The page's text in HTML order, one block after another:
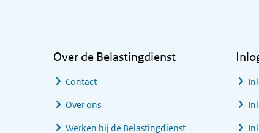
Over de Belastingdienst
Contact
Over ons
Werken bij de Belastingdienst